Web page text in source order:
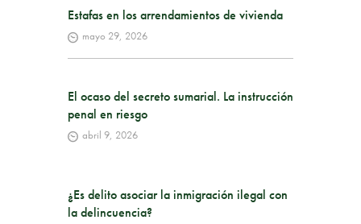
Estafas en los arrendamientos de vivienda
mayo 29, 2026
El ocaso del secreto sumarial. La instrucción
penal en riesgo
abril 9, 2026
¿Es delito asociar la inmigración ilegal con
la delincuencia?